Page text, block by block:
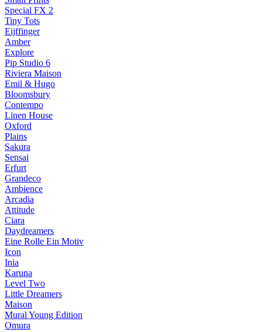
Special FX 2
Tiny Tots
Eijffinger
Amber
Explore
Pip Studio 6
Riviera Maison
Emil & Hugo
Bloomsbury
Contempo
Linen House
Oxford
Plains
Sakura
Sensai
Erfurt
Grandeco
Ambience
Arcadia
Attitude
Ciara
Daydreamers
Eine Rolle Ein Motiv
Icon
Inia
Karuna
Level Two
Little Dreamers
Maison
Mural Young Edition
Omura